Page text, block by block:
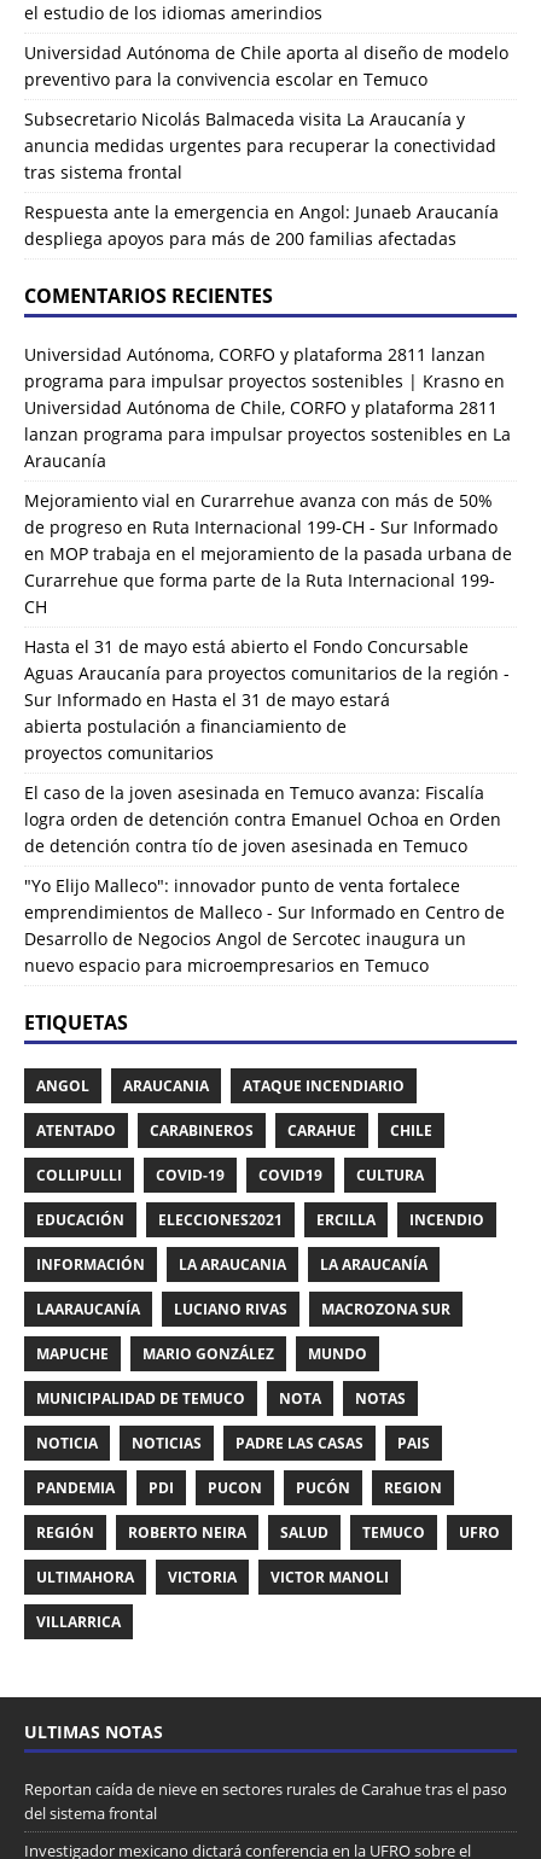
el estudio de los idiomas amerindios
Universidad Autónoma de Chile aporta al diseño de modelo
preventivo para la convivencia escolar en Temuco
Subsecretario Nicolás Balmaceda visita La Araucanía y
anuncia medidas urgentes para recuperar la conectividad
tras sistema frontal
Respuesta ante la emergencia en Angol: Junaeb Araucanía
despliega apoyos para más de 200 familias afectadas
COMENTARIOS RECIENTES
Universidad Autónoma, CORFO y plataforma 2811 lanzan
programa para impulsar proyectos sostenibles | Krasno en
Universidad Autónoma de Chile, CORFO y plataforma 2811
lanzan programa para impulsar proyectos sostenibles en La
Araucanía
Mejoramiento vial en Curarrehue avanza con más de 50%
de progreso en Ruta Internacional 199-CH - Sur Informado
en MOP trabaja en el mejoramiento de la pasada urbana de
Curarrehue que forma parte de la Ruta Internacional 199-
CH
Hasta el 31 de mayo está abierto el Fondo Concursable
Aguas Araucanía para proyectos comunitarios de la región -
Sur Informado en Hasta el 31 de mayo estará
abierta postulación a financiamiento de
proyectos comunitarios
El caso de la joven asesinada en Temuco avanza: Fiscalía
logra orden de detención contra Emanuel Ochoa en Orden
de detención contra tío de joven asesinada en Temuco
"Yo Elijo Malleco": innovador punto de venta fortalece
emprendimientos de Malleco - Sur Informado en Centro de
Desarrollo de Negocios Angol de Sercotec inaugura un
nuevo espacio para microempresarios en Temuco
ETIQUETAS
ANGOL ARAUCANIA ATAQUE INCENDIARIO
ATENTADO CARABINEROS CARAHUE CHILE
COLLIPULLI COVID-19 COVID19 CULTURA
EDUCACIÓN ELECCIONES2021 ERCILLA INCENDIO
INFORMACIÓN LA ARAUCANIA LA ARAUCANÍA
LAARAUCANÍA LUCIANO RIVAS MACROZONA SUR
MAPUCHE MARIO GONZÁLEZ MUNDO
MUNICIPALIDAD DE TEMUCO NOTA NOTAS
NOTICIA NOTICIAS PADRE LAS CASAS PAIS
PANDEMIA PDI PUCON PUCÓN REGION
REGIÓN ROBERTO NEIRA SALUD TEMUCO UFRO
ULTIMAHORA VICTORIA VICTOR MANOLI
VILLARRICA
ULTIMAS NOTAS
Reportan caída de nieve en sectores rurales de Carahue tras el paso
del sistema frontal
Investigador mexicano dictará conferencia en la UFRO sobre el